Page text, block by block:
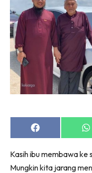
Share
on
Kasih ibu membawa ke
Mungkin kita jarang